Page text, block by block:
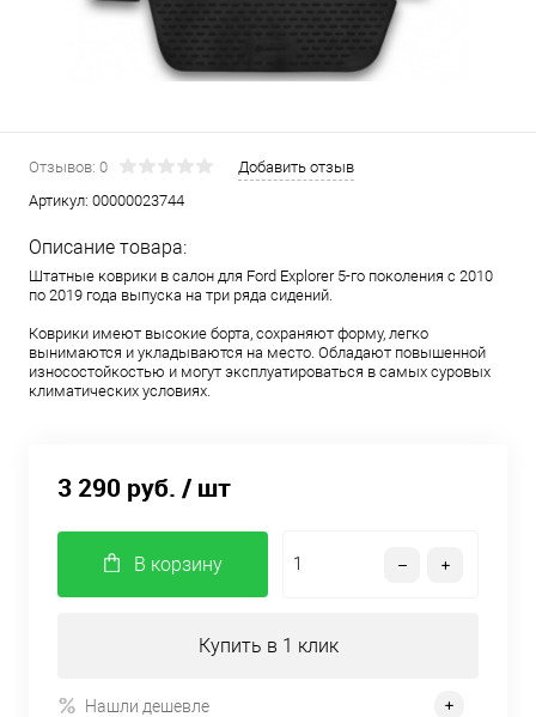
Отзывов: 0
Добавить отзыв
Артикул: 00000023744
Описание товара:
Штатные коврики в салон для Ford Explorer 5-го поколения с 2010
по 2019 года выпуска на три ряда сидений.
Коврики имеют высокие борта, сохраняют форму, легко
вынимаются и укладываются на место. Обладают повышенной
износостойкостью и могут эксплуатироваться в самых суровых
климатических условиях.
3 290 руб. / шт
В корзину
Купить в 1 клик
Нашли дешевле